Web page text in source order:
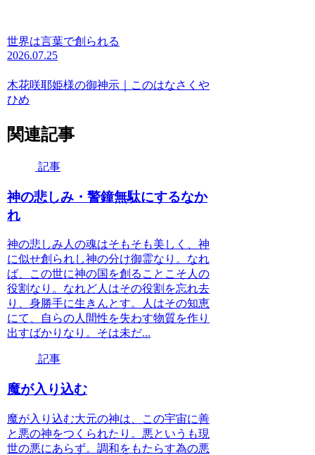
世界は言葉で創られる
2026.07.25
木花咲耶姫様の御神示｜このはなさくや
ひめ
関連記事
記事
神の悲しみ・警鐘無駄にするなか
れ
神の悲しみ人の魂はそもそも美しく、神
に似せ創られし神の分け御霊なり。なれ
ば、この世に神の国を創ることこそ人の
役割なり。なれど人はその役割を忘れ去
り、身勝手に生きんとす。人はその知恵
にて、自らの人間性を失わす物質を作り
出すばかりなり。そは未だ...
記事
魔が入り込む
魔が入り込む大元の神は、この宇宙に善
と悪の神をつくられたり。悪というも現
世の悪にあらず。調和をもたらす為の悪